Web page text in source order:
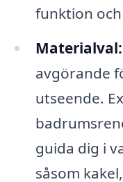
funktion
Materialval:
avgörande
utseende.
guida dig i
såsom